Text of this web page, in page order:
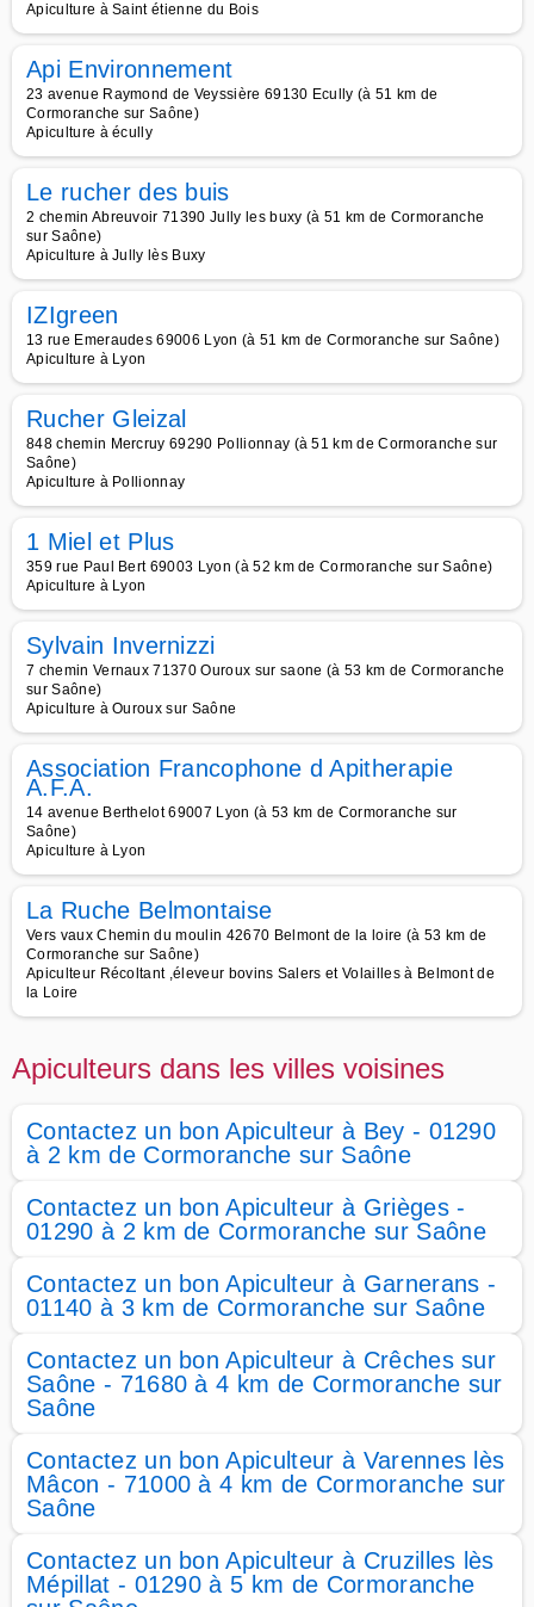
Apiculture à Saint étienne du Bois
Api Environnement
23 avenue Raymond de Veyssière 69130 Ecully (à 51 km de
Cormoranche sur Saône)
Apiculture à écully
Le rucher des buis
2 chemin Abreuvoir 71390 Jully les buxy (à 51 km de Cormoranche
sur Saône)
Apiculture à Jully lès Buxy
IZIgreen
13 rue Emeraudes 69006 Lyon (à 51 km de Cormoranche sur Saône)
Apiculture à Lyon
Rucher Gleizal
848 chemin Mercruy 69290 Pollionnay (à 51 km de Cormoranche sur
Saône)
Apiculture à Pollionnay
1 Miel et Plus
359 rue Paul Bert 69003 Lyon (à 52 km de Cormoranche sur Saône)
Apiculture à Lyon
Sylvain Invernizzi
7 chemin Vernaux 71370 Ouroux sur saone (à 53 km de Cormoranche
sur Saône)
Apiculture à Ouroux sur Saône
Association Francophone d Apitherapie
A.F.A.
14 avenue Berthelot 69007 Lyon (à 53 km de Cormoranche sur
Saône)
Apiculture à Lyon
La Ruche Belmontaise
Vers vaux Chemin du moulin 42670 Belmont de la loire (à 53 km de
Cormoranche sur Saône)
Apiculteur Récoltant ,éleveur bovins Salers et Volailles à Belmont de
la Loire
Apiculteurs dans les villes voisines
Contactez un bon Apiculteur à Bey - 01290
à 2 km de Cormoranche sur Saône
Contactez un bon Apiculteur à Grièges -
01290 à 2 km de Cormoranche sur Saône
Contactez un bon Apiculteur à Garnerans -
01140 à 3 km de Cormoranche sur Saône
Contactez un bon Apiculteur à Crêches sur
Saône - 71680 à 4 km de Cormoranche sur
Saône
Contactez un bon Apiculteur à Varennes lès
Mâcon - 71000 à 4 km de Cormoranche sur
Saône
Contactez un bon Apiculteur à Cruzilles lès
Mépillat - 01290 à 5 km de Cormoranche